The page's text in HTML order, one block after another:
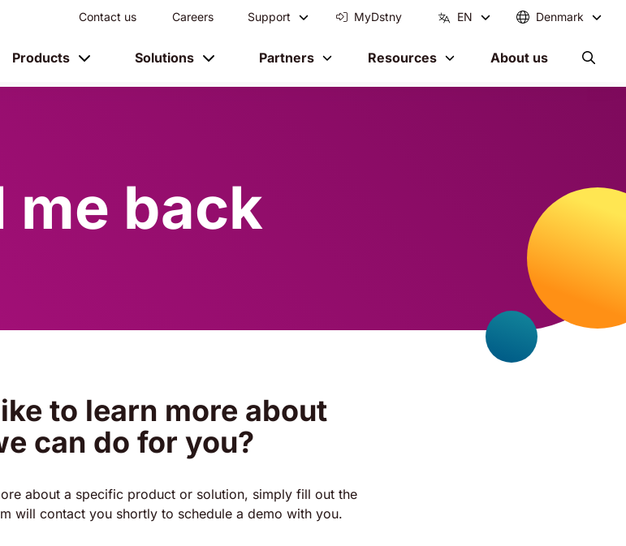
Contact us Careers Support MyDstny EN Denmark
Products Solutions Partners Resources About us
me back
to learn more about
can do for you?
about a specific product or solution, simply fill out the
will contact you shortly to schedule a demo with you.